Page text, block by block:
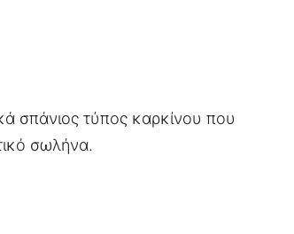
σπάνιος τύπος καρκίνου που
σωλήνα.